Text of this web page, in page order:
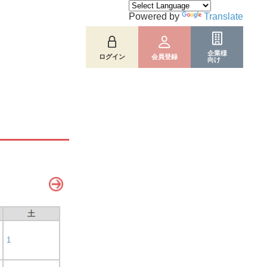
ログイン 会員登録
企業様
向け
Powered by Translate
土
1